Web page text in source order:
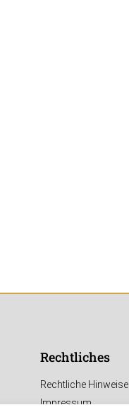
Rechtliches
Rechtliche Hinweise
Impressum